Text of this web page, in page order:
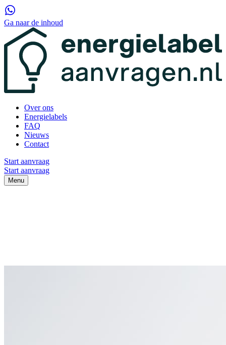
Ga naar de inhoud
Over ons
Energielabels
FAQ
Nieuws
Contact
Start aanvraag
Start aanvraag
Menu